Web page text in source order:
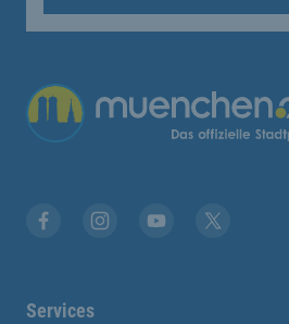
Übergreifende Links
Services